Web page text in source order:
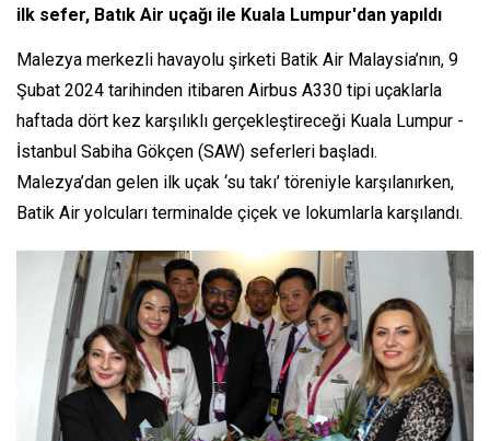
ilk sefer, Batık Air uçağı ile Kuala Lumpur'dan yapıldı
Malezya merkezli havayolu şirketi Batik Air Malaysia’nın, 9
Şubat 2024 tarihinden itibaren Airbus A330 tipi uçaklarla
haftada dört kez karşılıklı gerçekleştireceği Kuala Lumpur -
İstanbul Sabiha Gökçen (SAW) seferleri başladı.
Malezya’dan gelen ilk uçak ‘su takı’ töreniyle karşılanırken,
Batik Air yolcuları terminalde çiçek ve lokumlarla karşılandı.